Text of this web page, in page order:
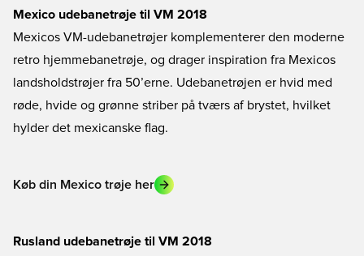
Mexico udebanetrøje til VM 2018
Mexicos VM-udebanetrøjer komplementerer den moderne
retro hjemmebanetrøje, og drager inspiration fra Mexicos
landsholdstrøjer fra 50’erne. Udebanetrøjen er hvid med
røde, hvide og grønne striber på tværs af brystet, hvilket
hylder det mexicanske flag.
Køb din Mexico trøje her
Rusland udebanetrøje til VM 2018